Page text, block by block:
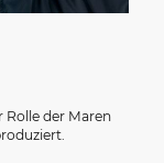
Rolle der Maren